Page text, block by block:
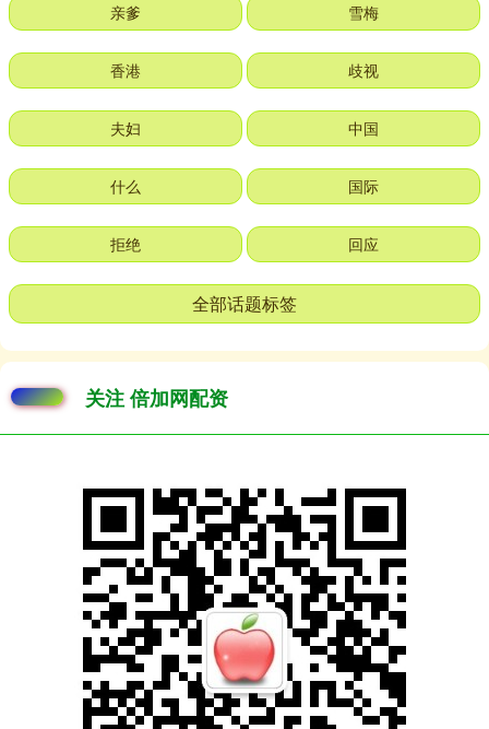
亲爹 雪梅
香港 歧视
夫妇 中国
什么 国际
拒绝 回应
全部话题标签
关注 倍加网配资